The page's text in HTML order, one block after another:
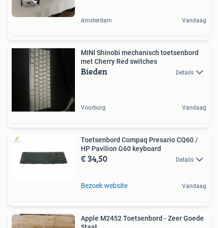
Amsterdam Vandaag
MINI Shinobi mechanisch toetsenbord
met Cherry Red switches
Bieden Details
Voorburg Vandaag
Toetsenbord Compaq Presario CQ60 /
HP Pavilion G60 keyboard
€ 34,50 Details
Bezoek website Vandaag
Apple M2452 Toetsenbord - Zeer Goede